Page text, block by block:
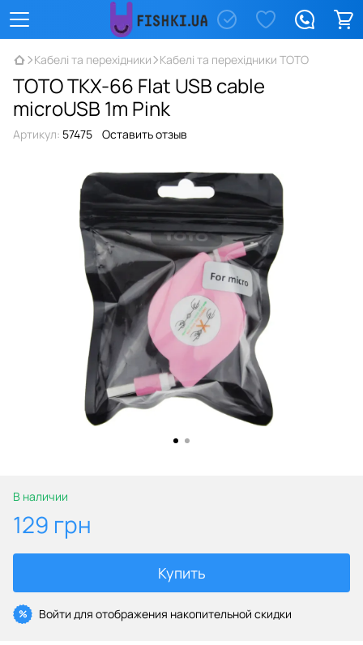
Кабелі та перехідники Кабелі та перехідники TOTO
TOTO TKX-66 Flat USB cable
microUSB 1m Pink
Артикул: 57475 Оставить отзыв
В наличии
129 грн
Купить
% Войти для отображения накопительной скидки